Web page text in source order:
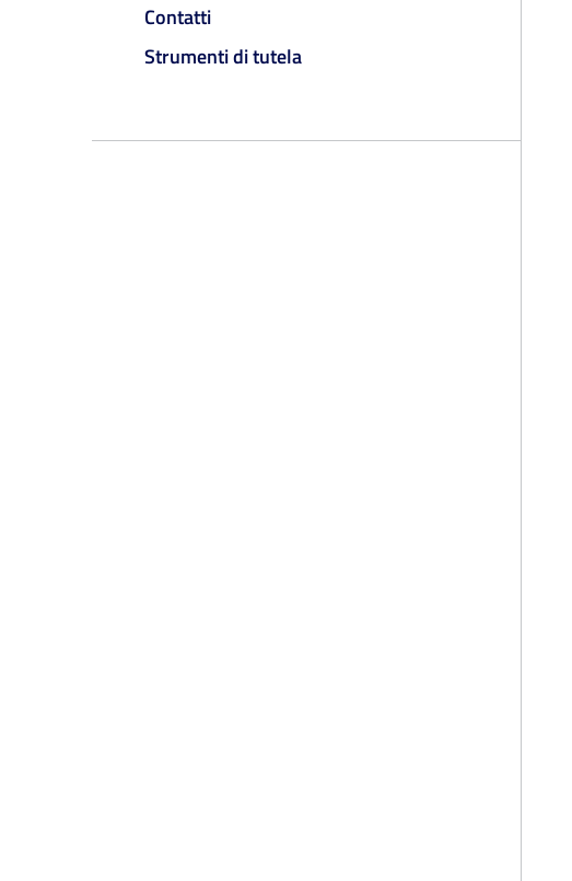
Contatti
Strumenti di tutela